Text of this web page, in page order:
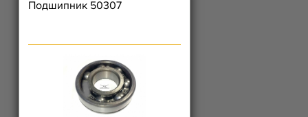
Подшипник 50307